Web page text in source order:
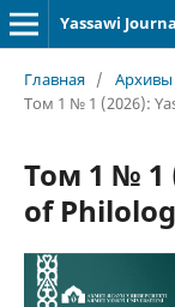
Yassawi
Главная / Архивы
Том 1 № 1 (2026):
Том 1 № 1
of